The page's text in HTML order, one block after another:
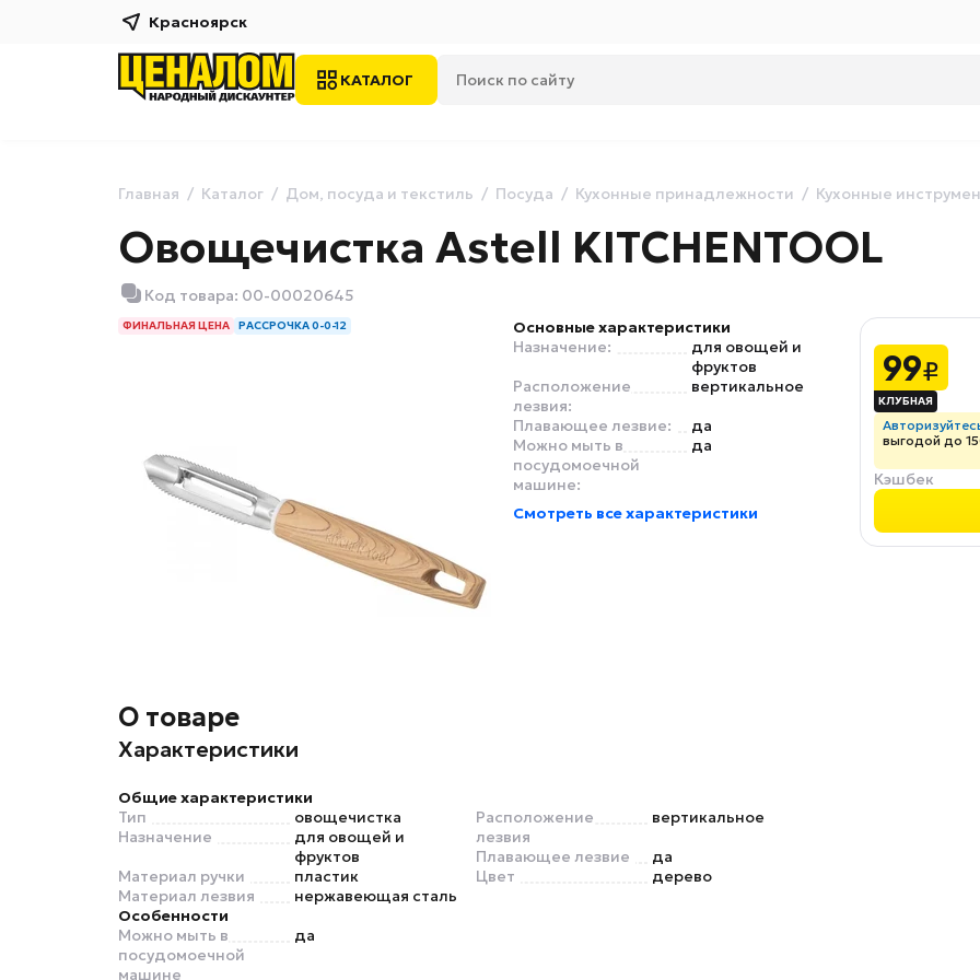
Красноярск
КАТАЛОГ
Главная Каталог Дом, посуда и текстиль Посуда Кухонные принадлежности Кухонные
Овощечистка Astell KITCHENTOOL
Код товара: 00-00020645
ФИНАЛЬНАЯ ЦЕНА РАССРОЧКА 0-0-12
Основные характеристики
Назначение:
для овощей и
фруктов
Расположение
лезвия:
вертикальное
Плавающее лезвие:
да
Можно мыть в
посудомоечной
машине:
да
Смотреть все характеристики
99₽
выгодой до
Кэшбек
О товаре
Характеристики
Общие характеристики
Тип
овощечистка
Назначение
для овощей и
фруктов
Материал ручки
пластик
Материал лезвия
нержавеющая сталь
Расположение
лезвия
вертикальное
Плавающее лезвие
да
Цвет
дерево
Особенности
Можно мыть в
посудомоечной
машине
да